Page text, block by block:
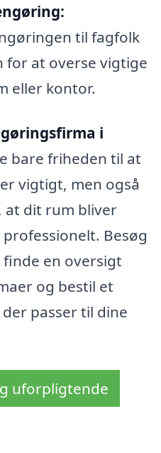
til fagfolk
for at overse vigtige
eller kontor.
i
bare friheden til at
vigtigt, men også
at dit rum bliver
Besøg
en oversigt
og bestil et
passer til dine
uforpligtende